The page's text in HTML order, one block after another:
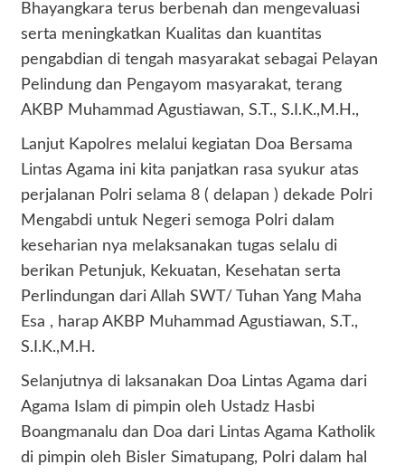
Bhayangkara terus berbenah dan mengevaluasi
serta meningkatkan Kualitas dan kuantitas
pengabdian di tengah masyarakat sebagai Pelayan
Pelindung dan Pengayom masyarakat, terang
AKBP Muhammad Agustiawan, S.T., S.I.K.,M.H.,
Lanjut Kapolres melalui kegiatan Doa Bersama
Lintas Agama ini kita panjatkan rasa syukur atas
perjalanan Polri selama 8 ( delapan ) dekade Polri
Mengabdi untuk Negeri semoga Polri dalam
keseharian nya melaksanakan tugas selalu di
berikan Petunjuk, Kekuatan, Kesehatan serta
Perlindungan dari Allah SWT/ Tuhan Yang Maha
Esa , harap AKBP Muhammad Agustiawan, S.T.,
S.I.K.,M.H.
Selanjutnya di laksanakan Doa Lintas Agama dari
Agama Islam di pimpin oleh Ustadz Hasbi
Boangmanalu dan Doa dari Lintas Agama Katholik
di pimpin oleh Bisler Simatupang, Polri dalam hal